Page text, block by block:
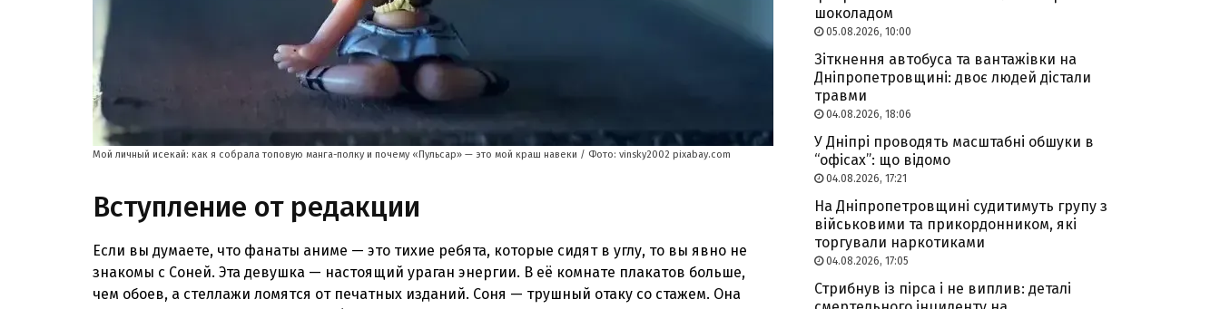
Мой личный исекай: как я собрала топовую манга-полку и почему «Пульсар» — это мой краш навеки / Фото: vinsky2002 pixabay.com
Вступление от редакции
Если вы думаете, что фанаты аниме — это тихие ребята, которые сидят в углу, то вы явно не
знакомы с Соней. Эта девушка — настоящий ураган энергии. В её комнате плакатов больше,
чем обоев, а стеллажи ломятся от печатных изданий. Соня — трушный отаку со стажем. Она
шоколадом
05.08.2026, 10:00
Зіткнення автобуса та вантажівки на
Дніпропетровщині: двоє людей дістали
травми
04.08.2026, 18:06
У Дніпрі проводять масштабні обшуки в
“офісах”: що відомо
04.08.2026, 17:21
На Дніпропетровщині судитимуть групу з
військовими та прикордонником, які
торгували наркотиками
04.08.2026, 17:05
Стрибнув із пірса і не виплив: деталі